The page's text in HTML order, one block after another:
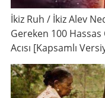
İkiz Ruh / İkiz Alev
Gereken 100 Hassas
Acısı [Kapsamlı